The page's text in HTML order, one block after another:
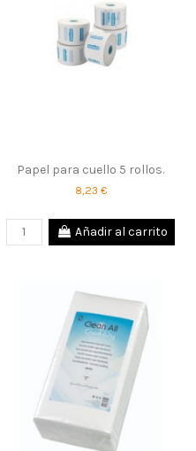
Papel para cuello 5 rollos.
8,23 €
Añadir al carrito